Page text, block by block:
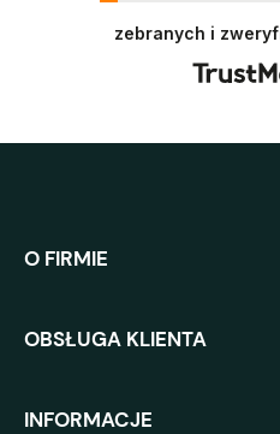
niezmiennie cieszyły oko.
zebranych i
O FIRMIE
OBSŁUGA KLIENTA
INFORMACJE